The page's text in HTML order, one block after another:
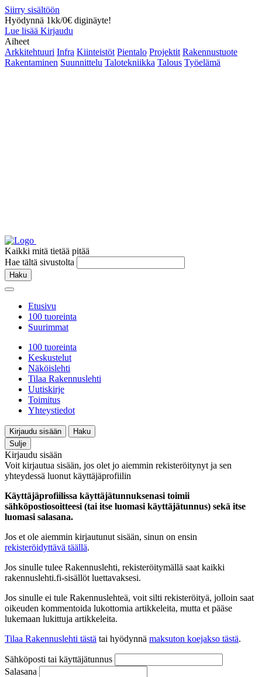
Siirry sisältöön
Hyödynnä 1kk/0€ diginäyte!
Lue lisää Kirjaudu
Aiheet
Arkkitehtuuri Infra Kiinteistöt Pientalo Projektit Rakennustuote
Rakentaminen Suunnittelu Talotekniikka Talous Työelämä
Kaikki mitä tietää pitää
Hae tältä sivustolta
Haku
Etusivu
100 tuoreinta
Suurimmat
100 tuoreinta
Keskustelut
Näköislehti
Tilaa Rakennuslehti
Uutiskirje
Toimitus
Yhteystiedot
Kirjaudu sisään
Haku
Sulje
Kirjaudu sisään
Voit kirjautua sisään, jos olet jo aiemmin rekisteröitynyt ja sen
yhteydessä luonut käyttäjäprofiilin
Käyttäjäprofiilissa käyttäjätunnuksenasi toimii
sähköpostiosoitteesi (tai itse luomasi käyttäjätunnus) sekä itse
luomasi salasana.
Jos et ole aiemmin kirjautunut sisään, sinun on ensin
rekisteröidyttävä täällä.
Jos sinulle tulee Rakennuslehti, rekisteröitymällä saat kaikki
rakennuslehti.fi-sisällöt luettavaksesi.
Jos sinulle ei tule Rakennuslehteä, voit silti rekisteröityä, jolloin saat
oikeuden kommentoida lukottomia artikkeleita, mutta et pääse
lukemaan lukittuja artikkeleita.
Tilaa Rakennuslehti tästä tai hyödynnä maksuton koejakso tästä.
Sähköposti tai käyttäjätunnus
Salasana